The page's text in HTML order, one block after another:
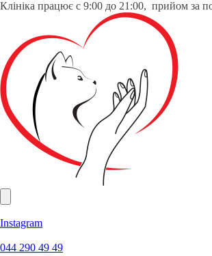
Клініка працює с 9:00 до 21:00, прийом за
Instagram
044 290 49 49